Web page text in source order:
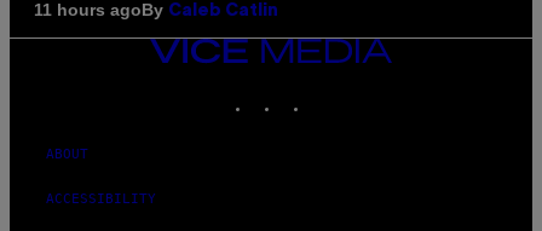
11 hours agoBy Caleb Catlin
VICE
MEDIA
ABOUT
ACCESSIBILITY